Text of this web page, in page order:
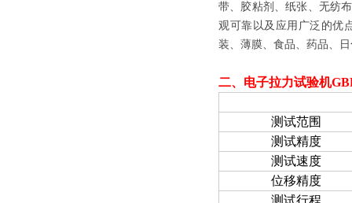
带、胶粘剂、纸张、无纺
观可靠以及应用广泛的优
装、薄膜、食品、药品、
二、 电子拉力试验机
测试范围
测试精度
测试速度
位移精度
测试行程